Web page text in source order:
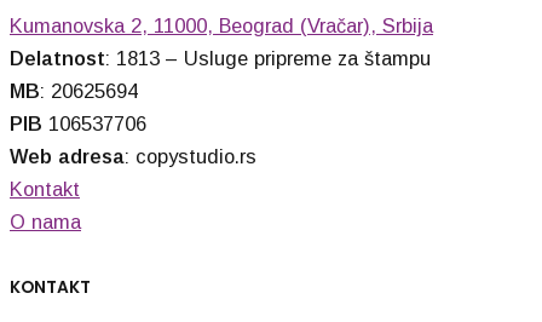
Kumanovska 2, 11000, Beograd (Vračar), Srbija
Delatnost: 1813 – Usluge pripreme za štampu
MB: 20625694
PIB 106537706
Web adresa: copystudio.rs
Kontakt
O nama
KONTAKT